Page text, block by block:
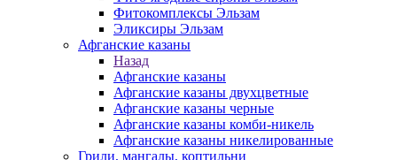
Фитокомплексы Эльзам
Эликсиры Эльзам
Афганские казаны
Назад
Афганские казаны
Афганские казаны двухцветные
Афганские казаны черные
Афганские казаны комби-никель
Афганские казаны никелированные
Грили, мангалы, коптильни